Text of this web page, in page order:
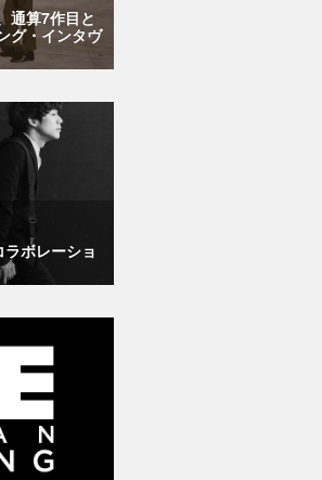
通算7作目と
グ・インタヴ
ボレーショ